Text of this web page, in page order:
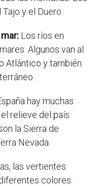
y el Duero.
Los ríos en
Algunos van al
Atlántico y también
hay muchas
relieve del país.
la Sierra de
Nevada.
las vertientes
colores.